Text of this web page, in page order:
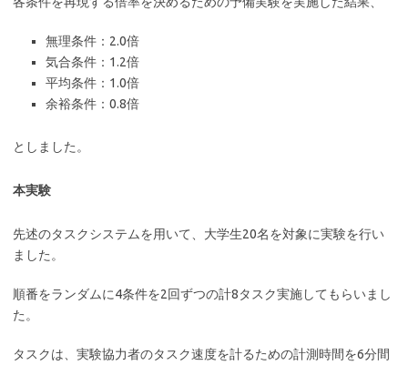
無理条件：2.0倍
気合条件：1.2倍
平均条件：1.0倍
余裕条件：0.8倍
としました。
本実験
先述のタスクシステムを用いて、大学生20名を対象に実験を行い
ました。
順番をランダムに4条件を2回ずつの計8タスク実施してもらいまし
た。
タスクは、実験協力者のタスク速度を計るための計測時間を6分間